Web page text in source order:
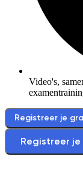
Video's,
Registreer je
Registreer